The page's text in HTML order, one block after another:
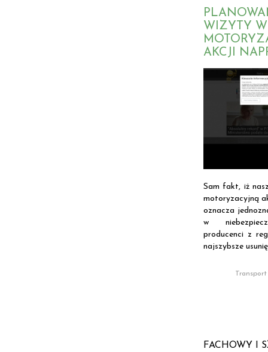
WIZYTY
AKCJI
Sam fakt, iż
motoryzacyjną
oznacza
w
producenci z
najszybsze
Transport
FACHOWY I